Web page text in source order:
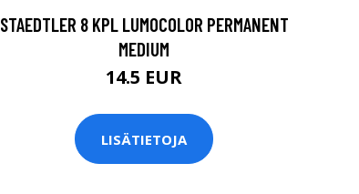
STAEDTLER 8 KPL LUMOCOLOR PERMANENT
MEDIUM
14.5 EUR
LISÄTIETOJA